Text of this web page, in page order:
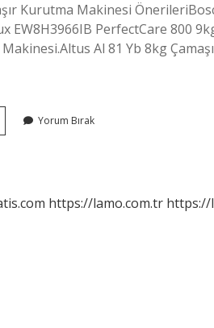
Kurutma Makinesi
EW8H3966IB PerfectCare 800
Al 81 Yb 8kg
Yorum Bırak
https://lamo.com.tr https://